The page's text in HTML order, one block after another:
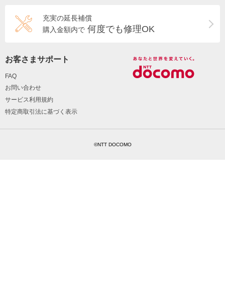
充実の延長補償
購入金額内で 何度でも修理OK
お客さまサポート
FAQ
お問い合わせ
サービス利用規約
特定商取引法に基づく表示
©NTT DOCOMO